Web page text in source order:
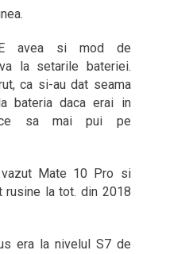
avea si mod de
la setarile bateriei.
ca si-au dat seama
bateria daca erai in
ce sa mai pui pe
Mate 10 Pro si
rusine la tot. din 2018
era la nivelul S7 de